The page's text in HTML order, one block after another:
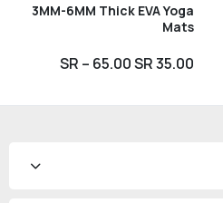
3MM-6MM Thick EVA Yoga
Mats
35.00 SR – 65.00 SR